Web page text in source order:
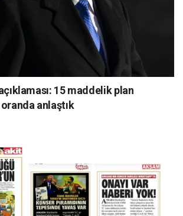
15 maddelik plan
anlaştık